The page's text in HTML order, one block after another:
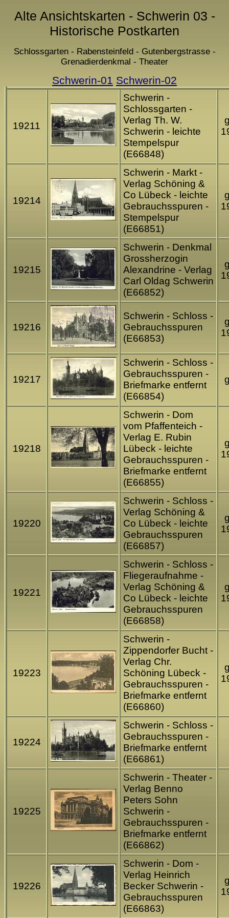
Alte Ansichtskarten - Schwerin 03 -
Historische Postkarten
Schlossgarten - Rabensteinfeld - Gutenbergstrasse -
Grenadierdenkmal - Theater
Schwerin-01 Schwerin-02
19211
Schwerin -
Schlossgarten -
Verlag Th. W.
Schwerin - leichte
Stempelspur
(E66848)
19214
Schwerin - Markt -
Verlag Schöning &
Co Lübeck - leichte
Gebrauchsspuren -
Stempelspur
(E66851)
19215
Schwerin - Denkmal
Grossherzogin
Alexandrine - Verlag
Carl Oldag Schwerin
(E66852)
19216
Schwerin - Schloss -
Gebrauchsspuren
(E66853)
19217
Schwerin - Schloss -
Gebrauchsspuren -
Briefmarke entfernt
(E66854)
19218
Schwerin - Dom
vom Pfaffenteich -
Verlag E. Rubin
Lübeck - leichte
Gebrauchsspuren -
Briefmarke entfernt
(E66855)
19220
Schwerin - Schloss -
Verlag Schöning &
Co Lübeck - leichte
Gebrauchsspuren
(E66857)
19221
Schwerin - Schloss -
Fliegeraufnahme -
Verlag Schöning &
Co Lübeck - leichte
Gebrauchsspuren
(E66858)
19223
Schwerin -
Zippendorfer Bucht -
Verlag Chr.
Schöning Lübeck -
Gebrauchsspuren -
Briefmarke entfernt
(E66860)
19224
Schwerin - Schloss -
Gebrauchsspuren -
Briefmarke entfernt
(E66861)
19225
Schwerin - Theater -
Verlag Benno
Peters Sohn
Schwerin -
Gebrauchsspuren -
Briefmarke entfernt
(E66862)
19226
Schwerin - Dom -
Verlag Heinrich
Becker Schwerin -
Gebrauchsspuren
(E66863)